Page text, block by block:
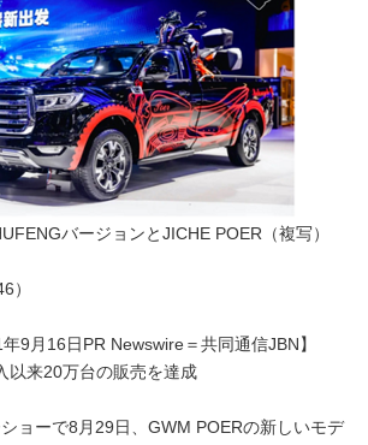
バージョンとJICHE POER（複写）
）
9月16日PR Newswire＝共同通信JBN】
以来20万台の販売を達成
ョーで8月29日、GWM POERの新しいモデ